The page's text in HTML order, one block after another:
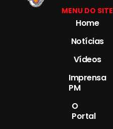
MENU DO SITE
Home
Notícias
Vídeos
Imprensa
PM
O
Portal